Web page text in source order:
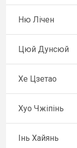
Ню Лічен
Цюй Дунсюй
Хе Цзетао
Хуо Чжіпінь
Інь Хайянь